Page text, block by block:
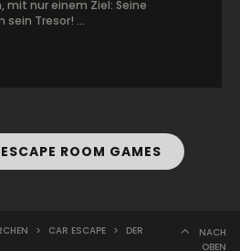
mit nur einem Ziel: Seine
sein Tresor! ...
ROOM GAMES
> CAR ESCAPE >
DER
NACH
OBEN